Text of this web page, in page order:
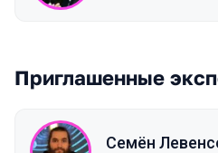
Приглашенные
Семён